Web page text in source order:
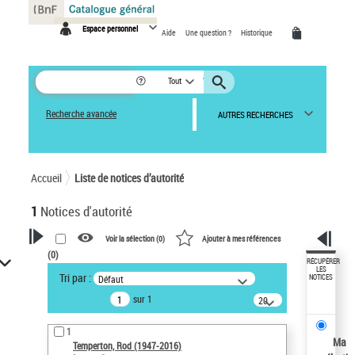
Espace personnel Aide Une question ? Historique
Tout
Recherche avancée AUTRES RECHERCHES
Accueil Liste de notices d’autorité
1 Notices d'autorité
VOTRE RECHERCHE
Recherche avancée dans les
notices d’autorité
Œuvres liées à l'auteur :
Temperton, Rod (1947-2016)
Voir la sélection (0) Ajouter à mes références
(0)
Tri par : Défaut
sur 1
20
résultats/page
1
Temperton, Rod (1947-2016)
RÉCUPÉRER
LES
NOTICES
Ma
Panneau de gestion des cookies